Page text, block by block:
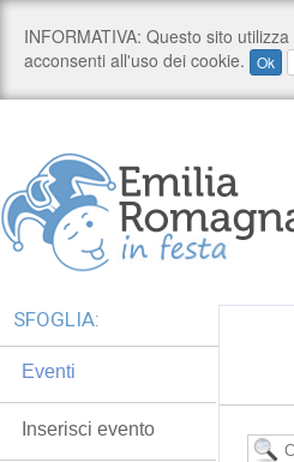
SFOGLIA:
Eventi
Inserisci evento